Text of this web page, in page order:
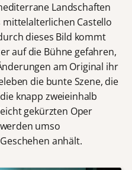
Landschaften
mittelalterlichen Castello
dieses Bild kommt
auf die Bühne gefahren,
am Original ihr
die bunte Szene, die
knapp zweieinhalb
gekürzten Oper
umso
anhält.